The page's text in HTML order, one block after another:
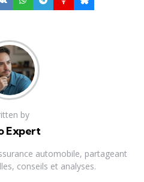
by
Expert
automobile, partageant
conseils et analyses.